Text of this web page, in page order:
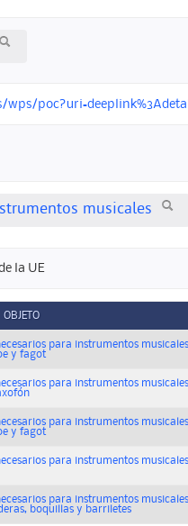
musicales
la UE
OBJETO
para instrumentos
y fagot
para instrumentos
para instrumentos
y fagot
para instrumentos
para instrumentos
boquillas y barriletes